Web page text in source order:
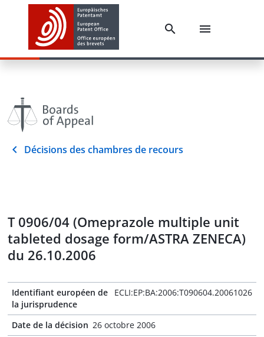
Décisions des chambres de recours
T 0906/04 (Omeprazole multiple unit
tableted dosage form/ASTRA ZENECA)
du 26.10.2006
Identifiant européen de
la jurisprudence
ECLI:EP:BA:2006:T090604.20061026
Date de la décision 26 octobre 2006